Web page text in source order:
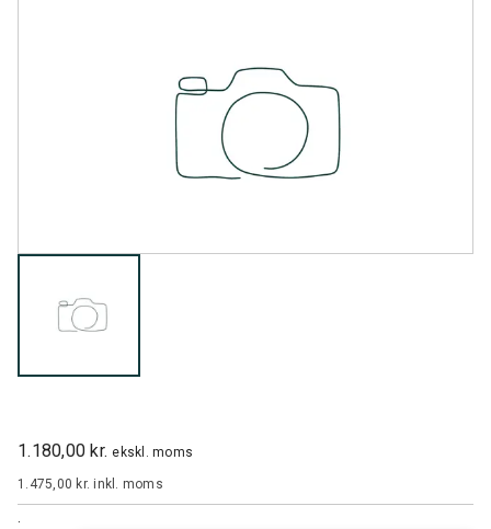
1.180,00 kr. ekskl. moms
1.475,00 kr.inkl. moms